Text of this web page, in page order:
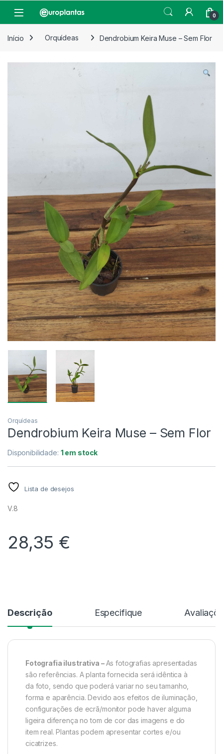
Open 0
Início Orquídeas Dendrobium Keira Muse – Sem Flor
Orquídeas
Dendrobium Keira Muse – Sem Flor
Disponibilidade: 1 em stock
Lista de desejos
V.8
28,35 €
Descrição Especifique
Fotografia ilustrativa –As fotografias apresentadas
são referências. A planta fornecida será idêntica à
da foto, sendo que poderá variar no seu tamanho,
forma e aparência. Devido aos efeitos de iluminação,
configurações de ecrã/monitor pode haver alguma
ligeira diferença no tom de cor das imagens e do
item real. Plantas podem apresentar cortes e/ou
cicatrizes.